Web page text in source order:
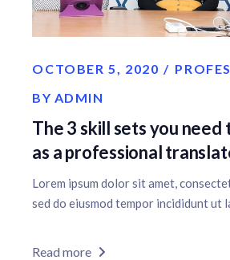
OCTOBER 5, 2020
BY ADMIN
The 3 skill sets you need
as a professional
Lorem ipsum dolor sit amet,
sed do eiusmod tempor incididunt ut
Read more